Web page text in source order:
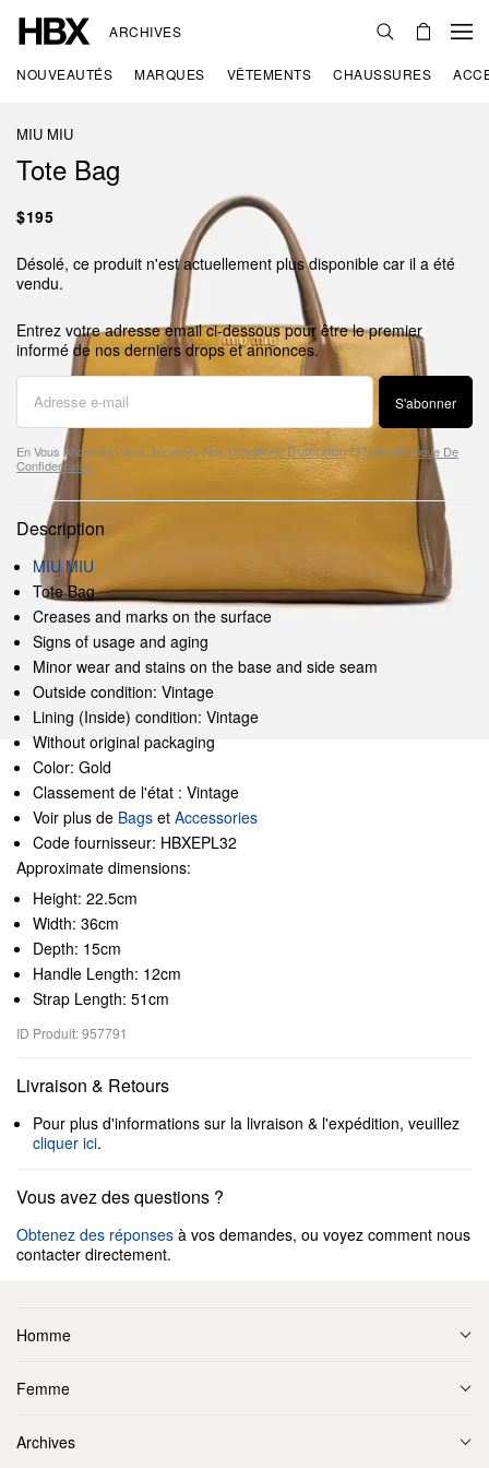
ARCHIVES
NOUVEAUTÉS MARQUES VÊTEMENTS CHAUSSURES
MIU MIU
Tote Bag
$195
Désolé, ce produit n'est actuellement plus disponible car il a été
vendu.
Entrez votre adresse email ci-dessous pour être le premier
informé de nos derniers drops et annonces.
S'abonner
En Vous Abonnant, Vous Acceptez Nos Conditions D'utilisation Et Notre Politique De
Confidentialité
Description
MIU MIU
Tote Bag
Creases and marks on the surface
Signs of usage and aging
Minor wear and stains on the base and side seam
Outside condition: Vintage
Lining (Inside) condition: Vintage
Without original packaging
Color: Gold
Classement de l'état : Vintage
Voir plus de Bags et Accessories
Code fournisseur: HBXEPL32
Approximate dimensions:
Height: 22.5cm
Width: 36cm
Depth: 15cm
Handle Length: 12cm
Strap Length: 51cm
ID Produit: 957791
Livraison & Retours
Pour plus d'informations sur la livraison & l'expédition, veuillez
cliquer ici.
Vous avez des questions ?
Obtenez des réponses à vos demandes, ou voyez comment nous
contacter directement.
Homme
Femme
Archives